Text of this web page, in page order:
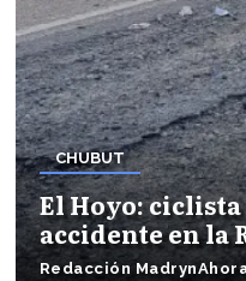
CHUBUT
El Hoyo:
accidente en la
Redacción